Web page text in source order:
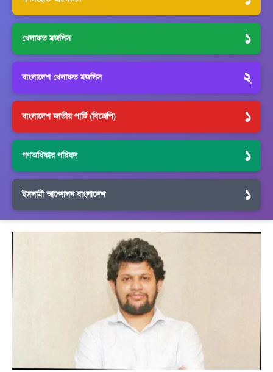
খেলাফত মজলিস ১
বাংলাদেশ খেলাফত মজলিস ২
বাংলাদেশ জাতীয় পার্টি (বিজেপি) ১
গণঅধিকার পরিষদ ১
ইসলামী আন্দোলন বাংলাদেশ ১